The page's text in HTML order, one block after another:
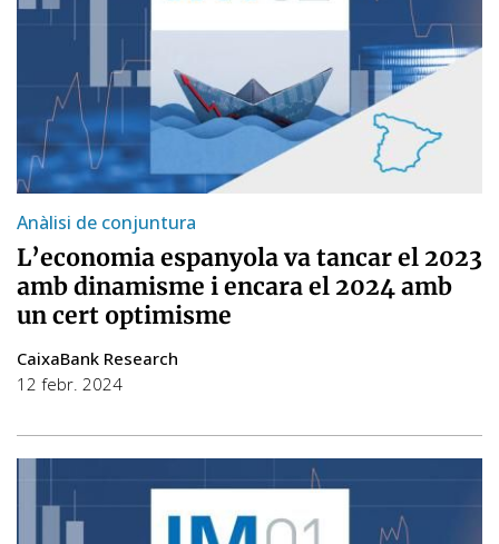
Anàlisi de conjuntura
L’economia espanyola va tancar el 2023
amb dinamisme i encara el 2024 amb
un cert optimisme
CaixaBank Research
12 febr. 2024